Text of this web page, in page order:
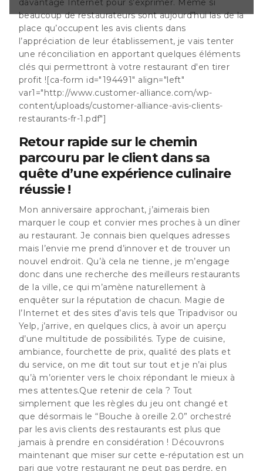
coup et convier
restaurant. Je
mais
et de trouver
ne tienne, je
recherche des
ville, ce qui
à enquêter sur
davantage Internet pour s’exprimer. Même si
beaucoup de restaurateurs sont aujourd’hui las de la
place qu’occupent les avis clients dans
l’appréciation de leur établissement, je vais tenter
une réconciliation en apportant quelques éléments
clés qui permettront à votre restaurant d'en tirer
profit ![ca-form id="194491" align="left"
var1="http://www.customer-alliance.com/wp-
content/uploads/customer-alliance-avis-clients-
restaurants-fr-1.pdf"]
Retour rapide sur le chemin
parcouru par le client dans sa
quête d’une expérience culinaire
réussie !
Mon anniversaire approchant, j’aimerais bien
marquer le coup et convier mes proches à un dîner
au restaurant. Je connais bien quelques adresses
mais l’envie me prend d’innover et de trouver un
nouvel endroit. Qu’à cela ne tienne, je m’engage
donc dans une recherche des meilleurs restaurants
de la ville, ce qui m’amène naturellement à
enquêter sur la réputation de chacun. Magie de
l’Internet et des sites d’avis tels que Tripadvisor ou
Yelp, j’arrive, en quelques clics, à avoir un aperçu
d’une multitude de possibilités. Type de cuisine,
ambiance, fourchette de prix, qualité des plats et
du service, on me dit tout sur tout et je n’ai plus
qu’à m’orienter vers le choix répondant le mieux à
mes attentes.Que retenir de cela ? Tout
simplement que les règles du jeu ont changé et
que désormais le “Bouche à oreille 2.0” orchestré
par les avis clients des restaurants est plus que
jamais à prendre en considération ! Découvrons
maintenant que miser sur cette e-réputation est un
pari que votre restaurant ne peut pas perdre, en